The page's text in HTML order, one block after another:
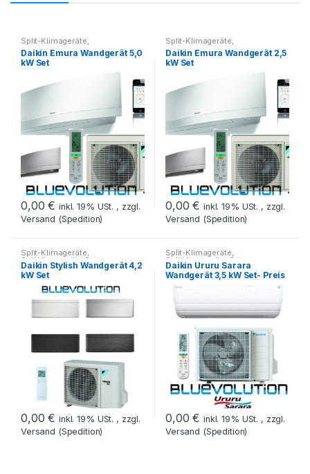
Split-Klimageräte
Splitklimageräte Set
Daikin Emura Wandgerät 5,0
kW Set
0,00€ inkl. 19% USt. , zzgl.
Versand (Spedition)
Split-Klimageräte
Splitklimageräte Set
Daikin Emura Wandgerät 2,5
kW Set
0,00€ inkl. 19% USt. , zzgl.
Versand (Spedition)
Split-Klimageräte,
Splitklimageräte Set
Daikin Stylish Wandgerät 4,2
kW Set
0,00€ inkl. 19% USt. , zzgl.
Versand (Spedition)
Split-Klimageräte,
Splitklimageräte Set
Daikin Ururu Sarara
Wandgerät 3,5 kW Set- Preis
auf Anfrage
0,00€ inkl. 19% USt. , zzgl.
Versand (Spedition)